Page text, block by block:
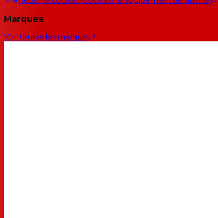
Marques
Voir toutes les marques